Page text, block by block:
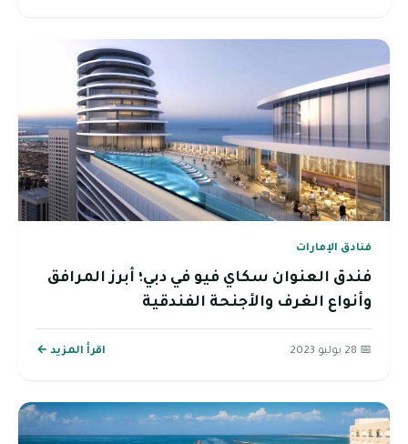
فنادق الإمارات
فندق العنوان سكاي فيو في دبي؛ أبرز المرافق
وأنواع الغرف والأجنحة الفندقية
📅 28 يوليو 2023 اقرأ المزيد ←